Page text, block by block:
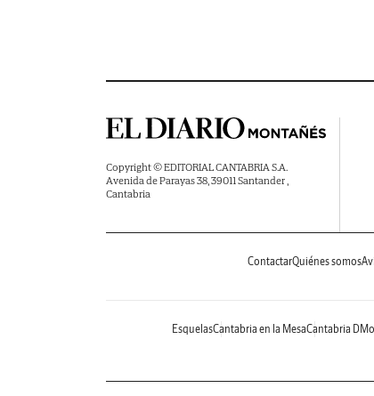
Copyright © EDITORIAL CANTABRIA S.A.
Avenida de Parayas 38, 39011 Santander ,
Cantabria
ContactarQuiénes somos
EsquelasCantabria en la MesaCantabria